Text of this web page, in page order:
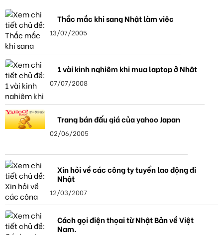
Thắc mắc khi sang Nhật làm việc
13/07/2005
1 vài kinh nghiệm khi mua laptop ở Nhật
07/07/2008
Trang bán đấu giá của yahoo Japan
02/06/2005
Xin hỏi về các công ty tuyển lao động đi
Nhật
12/03/2007
Cách gọi điện thọai từ Nhật Bản về Việt
Nam.